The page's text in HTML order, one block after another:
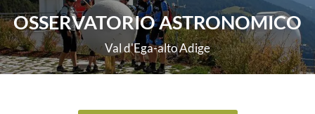
OSSERVATORIO ASTRONOMICO
Val d'Ega-alto Adige
scopri di più